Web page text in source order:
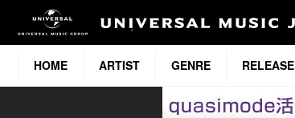
HOME ARTIST GENRE RELEASE